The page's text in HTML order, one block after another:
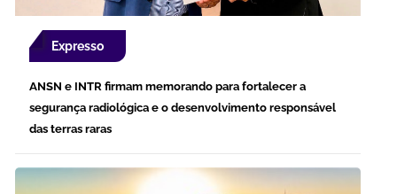
Expresso
ANSN e INTR firmam memorando para fortalecer a
segurança radiológica e o desenvolvimento responsável
das terras raras